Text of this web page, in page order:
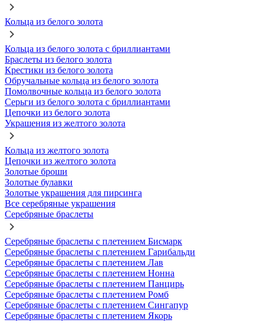
Кольца из белого золота
Кольца из белого золота с бриллиантами
Браслеты из белого золота
Крестики из белого золота
Обручальные кольца из белого золота
Помолвочные кольца из белого золота
Серьги из белого золота с бриллиантами
Цепочки из белого золота
Украшения из желтого золота
Кольца из желтого золота
Цепочки из желтого золота
Золотые броши
Золотые булавки
Золотые украшения для пирсинга
Все серебряные украшения
Серебряные браслеты
Серебряные браслеты с плетением Бисмарк
Серебряные браслеты с плетением Гарибальди
Серебряные браслеты с плетением Лав
Серебряные браслеты с плетением Нонна
Серебряные браслеты с плетением Панцирь
Серебряные браслеты с плетением Ромб
Серебряные браслеты с плетением Сингапур
Серебряные браслеты с плетением Якорь